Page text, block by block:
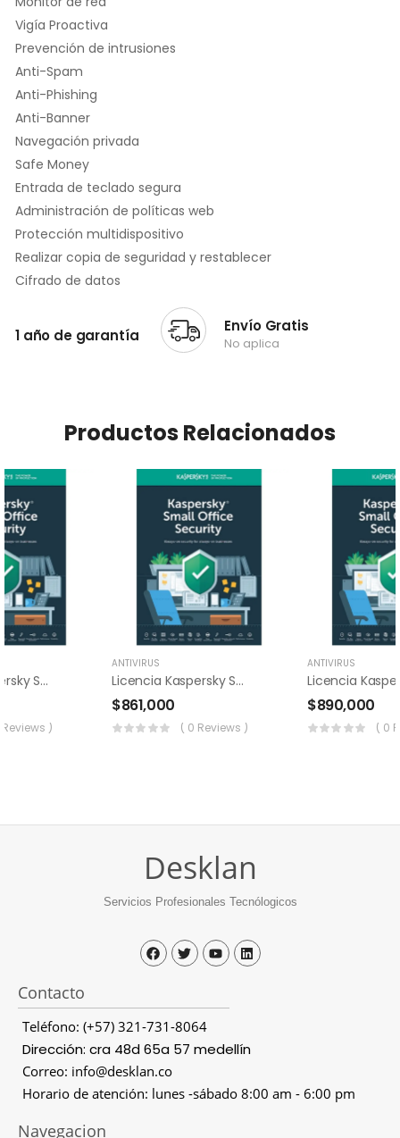
Vigía Proactiva
Prevención de intrusiones
Anti-Spam
Anti-Phishing
Anti-Banner
Navegación privada
Safe Money
Entrada de teclado segura
Administración de políticas web
Protección multidispositivo
Realizar copia de seguridad y restablecer
Cifrado de datos
1 año de garantía
Envío Gratis
No aplica
Productos Relacionados
Licencia Kaspersky Small Office Security 15 Usuarios
)
ANTIVIRUS
Licencia Kaspersky Small Office Security 25 Usuarios
$861,000
( 0 Reviews )
ANTIVIRUS
$890,000
( 0
Desklan
Servicios Profesionales Tecnólogicos
Contacto
Teléfono: (+57) 321-731-8064
Dirección: cra 48d 65a 57 medellín
Correo: info@desklan.co
Horario de atención: lunes -sábado 8:00 am - 6:00 pm
Navegacion